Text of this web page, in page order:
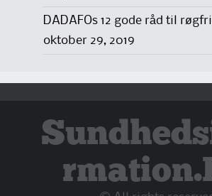
DADAFOs 12 gode råd til
oktober 29, 2019